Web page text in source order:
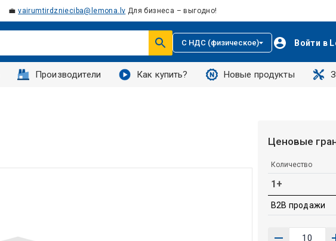
💼vairumtirdznieciba@lemona.lv Для бизнеса – выгодно!
С НДС (физическое) Войти в
Производители Как купить? Новые продукты
Ценовые
Количество
1+
B2B продажи